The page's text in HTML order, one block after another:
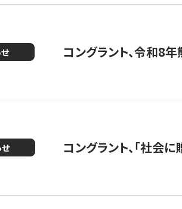
コングラント、令和8
コングラント、「社会